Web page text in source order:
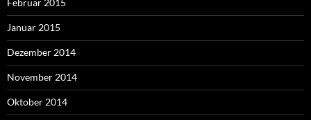
Februar 2015
Januar 2015
Dezember 2014
November 2014
Oktober 2014